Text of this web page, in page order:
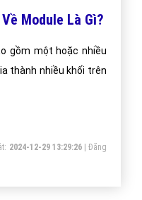
Module Là Gì?
gồm một hoặc nhiều
thành nhiều khối trên
2024-12-29 13:29:26|Đăng